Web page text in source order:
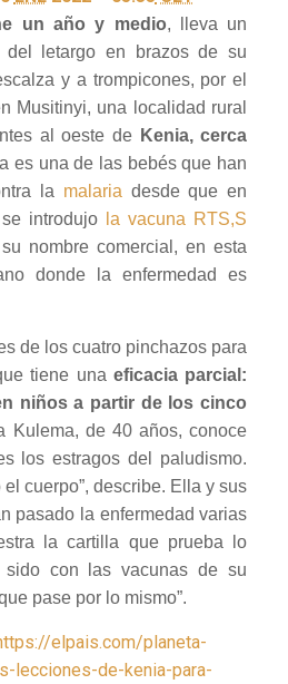
un año y medio, lleva un
letargo en brazos de su
y a trompicones, por el
Musitinyi, una localidad rural
al oeste de Kenia, cerca
es una de las bebés que han
la malaria desde que en
introdujo
la vacuna RTS,S
nombre comercial, en esta
donde la enfermedad es
de los cuatro pinchazos para
tiene una eficacia parcial:
niños a partir de los cinco
Kulema, de 40 años, conoce
los estragos del paludismo.
el cuerpo”, describe. Ella y sus
pasado la enfermedad varias
la cartilla que prueba lo
con las vacunas de su
pase por lo mismo”.
elpais.com/planeta-
lecciones-de-kenia-para-